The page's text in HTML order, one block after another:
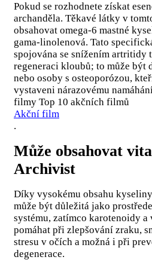
Pokud se rozhodnete získat
archanděla. Těkavé látky v
obsahovat omega-6 mastné
gama-linolenová. Tato
spojována se snížením artritidy
regeneraci kloubů; to může být
nebo osoby s osteoporózou,
vystaveni nárazovému
filmy Top 10 akčních filmů
Akční film
.
Může obsahovat
Archivist
Díky vysokému obsahu
může být důležitá jako
systému, zatímco karotenoidy a
pomáhat při zlepšování zraku,
stresu v očích a možná i při
degenerace.